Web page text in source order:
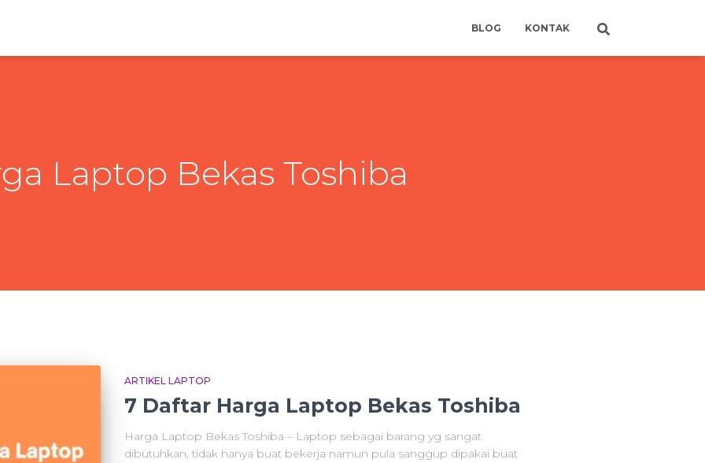
BLOG KONTAK
Laptop Bekas Toshiba
ARTIKEL LAPTOP
7 Daftar Harga Laptop Bekas Toshiba
Harga Laptop Bekas Toshiba – Laptop sebagai barang yg sangat
dibutuhkan, tidak hanya buat bekerja namun pula sanggup dipakai buat